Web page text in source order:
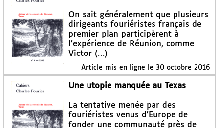
On sait généralement que plusieurs
dirigeants fouriéristes français de
premier plan participèrent à
l’expérience de Réunion, comme
Victor (…)
Article mis en ligne le 30 octobre 2016
Une utopie manquée au Texas
La tentative menée par des
fouriéristes venus d’Europe de
fonder une communauté près de